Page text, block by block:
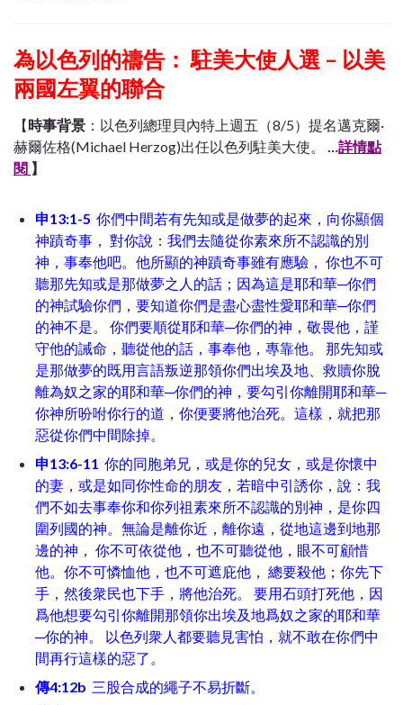
為以色列的禱告： 駐美大使人選 – 以美
兩國左翼的聯合
【時事背景 ：以色列總理貝內特上週五（8/5）提名邁克爾·
赫爾佐格(Michael Herzog)出任以色列駐美大使。
…詳情點
閱 】
申13:1-5 你們中間若有先知或是做夢的起來，向你顯個
神蹟奇事， 對你說：我們去隨從你素來所不認識的別
神，事奉他吧。他所顯的神蹟奇事雖有應驗， 你也不可
聽那先知或是那做夢之人的話；因為這是耶和華─你們
的神試驗你們，要知道你們是盡心盡性愛耶和華─你們
的神不是。 你們要順從耶和華─你們的神，敬畏他，謹
守他的誡命，聽從他的話，事奉他，專靠他。 那先知或
是那做夢的既用言語叛逆那領你們出埃及地、救贖你脫
離為奴之家的耶和華─你們的神，要勾引你離開耶和華─
你神所吩咐你行的道，你便要將他治死。這樣，就把那
惡從你們中間除掉。
申13:6-11 你的同胞弟兄，或是你的兒女，或是你懷中
的妻，或是如同你性命的朋友，若暗中引誘你，說：我
們不如去事奉你和你列祖素來所不認識的別神，是你四
圍列國的神。無論是離你近，離你遠，從地這邊到地那
邊的神， 你不可依從他，也不可聽從他，眼不可顧惜
他。你不可憐恤他，也不可遮庇他， 總要殺他；你先下
手，然後衆民也下手，將他治死。 要用石頭打死他，因
爲他想要勾引你離開那領你出埃及地爲奴之家的耶和華
─你的神。 以色列衆人都要聽見害怕，就不敢在你們中
間再行這樣的惡了。
傳4:12b 三股合成的繩子不易折斷。